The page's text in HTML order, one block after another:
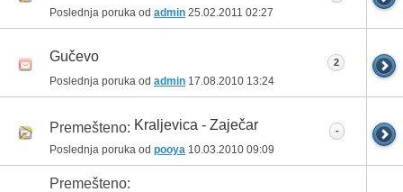
Poslednja poruka od admin 25.02.2011 02:27
Gučevo
Poslednja poruka od admin 17.08.2010 13:24
2
Premešteno: Kraljevica - Zaječar
Poslednja poruka od pooya 10.03.2010 09:09
-
Premešteno: